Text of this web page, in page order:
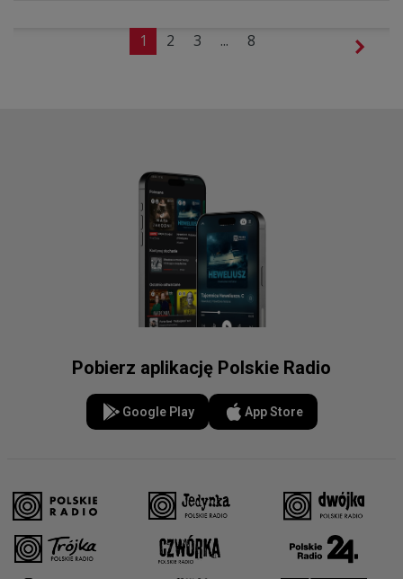
1 2 3 ... 8
Pobierz aplikację Polskie Radio
Google Play App Store